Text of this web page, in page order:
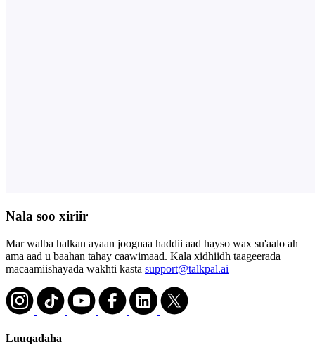
Nala soo xiriir
Mar walba halkan ayaan joognaa haddii aad hayso wax su'aalo ah
ama aad u baahan tahay caawimaad. Kala xidhiidh taageerada
macaamiishayada wakhti kasta support@talkpal.ai
Luuqadaha